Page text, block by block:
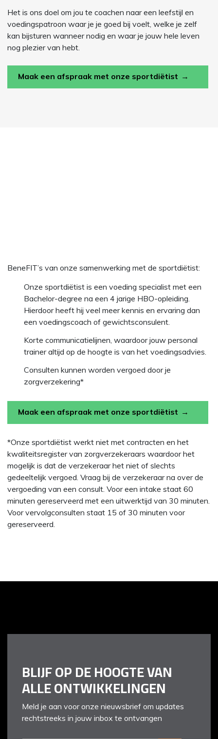
Het is ons doel om jou te coachen naar een leefstijl en
voedingspatroon waar je je goed bij voelt, welke je zelf
kan bijsturen wanneer nodig en waar je jouw hele leven
nog plezier van hebt.
Maak een afspraak met onze sportdiëtist
BeneFIT’s van onze samenwerking met de sportdiëtist:
Onze sportdiëtist is een voeding specialist met een
Bachelor-degree na een 4 jarige HBO-opleiding.
Hierdoor heeft hij veel meer kennis en ervaring dan
een voedingscoach of gewichtsconsulent.
Korte communicatielijnen, waardoor jouw personal
trainer altijd op de hoogte is van het voedingsadvies.
Consulten kunnen worden vergoed door je
zorgverzekering*
Maak een afspraak met onze sportdiëtist
*Onze sportdiëtist werkt niet met contracten en het
kwaliteitsregister van zorgverzekeraars waardoor het
mogelijk is dat de verzekeraar het niet of slechts
gedeeltelijk vergoed. Vraag bij de verzekeraar na over de
vergoeding van een consult. Voor een intake staat 60
minuten gereserveerd met een uitwerktijd van 30 minuten.
Voor vervolgconsulten staat 15 of 30 minuten voor
gereserveerd.
BLIJF OP DE HOOGTE VAN
ALLE ONTWIKKELINGEN
Meld je aan voor onze nieuwsbrief om updates
rechtstreeks in jouw inbox te ontvangen